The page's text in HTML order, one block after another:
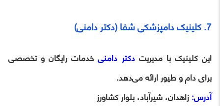
7. کلینیک دامپزشکی شفا (دکتر دامنی)
این کلینیک با مدیریتدکتر دامنیخدمات رایگان و تخصصی
برای دام و طیور ارائه می‌دهد.
آدرس:زاهدان، شیرآباد، بلوار کشاورز